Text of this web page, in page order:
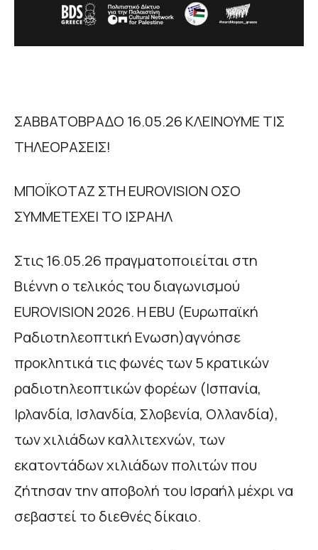
ΣΑΒΒΑΤΟΒΡΑΔΟ 16.05.26 ΚΛΕΙΝΟΥΜΕ ΤΙΣ
ΤΗΛΕΟΡΑΣΕΙΣ!
ΜΠΟΪΚΟΤΑΖ ΣΤΗ EUROVISION ΟΣΟ
ΣΥΜΜΕΤΕΧΕΙ ΤΟ ΙΣΡΑΗΛ
Στις 16.05.26 πραγματοποιείται στη
Βιέννη ο τελικός του διαγωνισμού
EUROVISION 2026. H EBU (Ευρωπαϊκή
Ραδιοτηλεοπτική Ενωση)αγνόησε
προκλητικά τις φωνές των 5 κρατικών
ραδιοτηλεοπτικών φορέων (Ισπανία,
Ιρλανδία, Ισλανδία, Σλοβενία, Ολλανδία),
των χιλιάδων καλλιτεχνών, των
εκατοντάδων χιλιάδων πολιτών που
ζήτησαν την αποβολή του Ισραήλ μέχρι να
σεβαστεί το διεθνές δίκαιο.